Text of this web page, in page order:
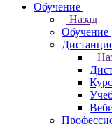
Обучение
Назад
Обучение